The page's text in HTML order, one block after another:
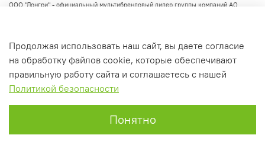
Информация
ООО "Лонгри" - официальный мультибрендовый дилер группы компаний АО
Продолжая использовать наш сайт, вы даете согласие
на обработку файлов cookie, которые обеспечивают
правильную работу сайта и соглашаетесь с нашей
Политикой безопасности
Понятно